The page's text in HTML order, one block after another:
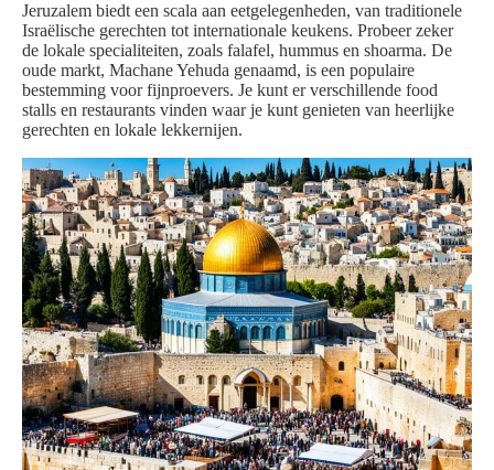
Jeruzalem biedt een scala aan eetgelegenheden, van traditionele
Israëlische gerechten tot internationale keukens. Probeer zeker
de lokale specialiteiten, zoals falafel, hummus en shoarma. De
oude markt, Machane Yehuda genaamd, is een populaire
bestemming voor fijnproevers. Je kunt er verschillende food
stalls en restaurants vinden waar je kunt genieten van heerlijke
gerechten en lokale lekkernijen.